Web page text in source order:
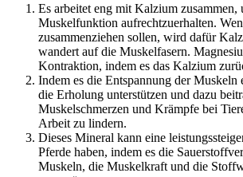
Es arbeitet eng mit Kalzium zusammen,
Muskelfunktion aufrechtzuerhalten.
zusammenziehen sollen, wird dafür
wandert auf die Muskelfasern.
Kontraktion, indem es das Kalzium
Indem es die Entspannung der Muskeln
die Erholung unterstützen und dazu
Muskelschmerzen und Krämpfe bei
Arbeit zu lindern.
Dieses Mineral kann eine
Pferde haben, indem es die
Muskeln, die Muskelkraft und die